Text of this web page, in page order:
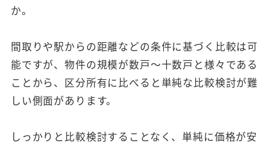
か。
間取りや駅からの距離などの条件に基づく比較は可
能ですが、物件の規模が数戸～十数戸と様々である
ことから、区分所有に比べると単純な比較検討が難
しい側面があります。
しっかりと比較検討することなく、単純に価格が安